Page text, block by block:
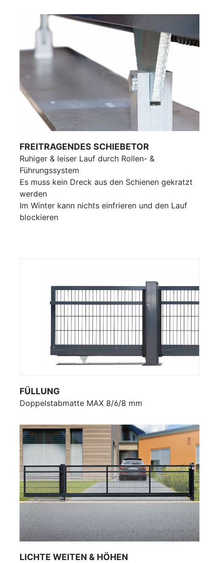
FREITRAGENDES SCHIEBETOR
Ruhiger & leiser Lauf durch Rollen- &
Führungssystem
Es muss kein Dreck aus den Schienen gekratzt
werden
Im Winter kann nichts einfrieren und den Lauf
blockieren
FÜLLUNG
Doppelstabmatte MAX 8/6/8 mm
LICHTE WEITEN & HÖHEN